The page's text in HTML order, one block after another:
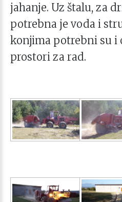
jahanje. Uz štalu, za
potrebna je voda i
konjima potrebni su i
prostori za rad.